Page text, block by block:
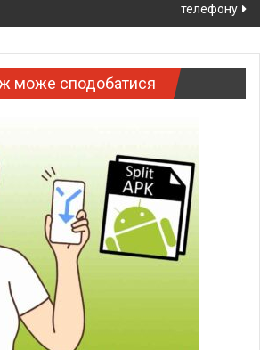
телефону
може сподобатися